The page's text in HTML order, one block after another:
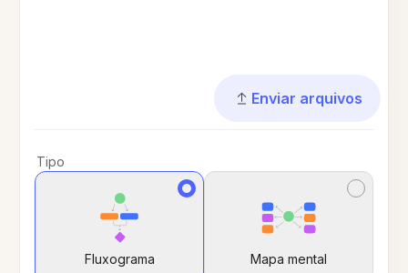
Enviar arquivos
Tipo
Fluxograma Mapa mental